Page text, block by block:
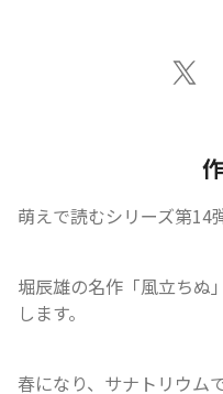
萌えで読むシリーズ第14
堀辰雄の名作「風立ちぬ
します。
春になり、サナトリウム